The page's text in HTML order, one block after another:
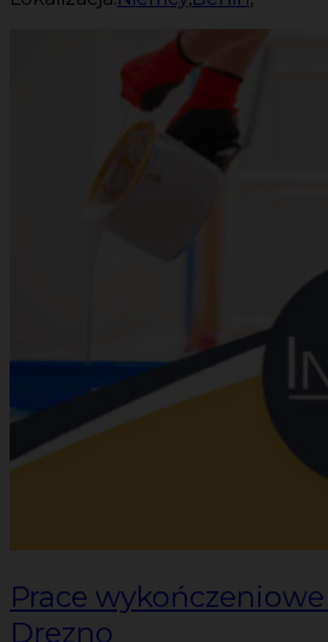
Prace
Drezno